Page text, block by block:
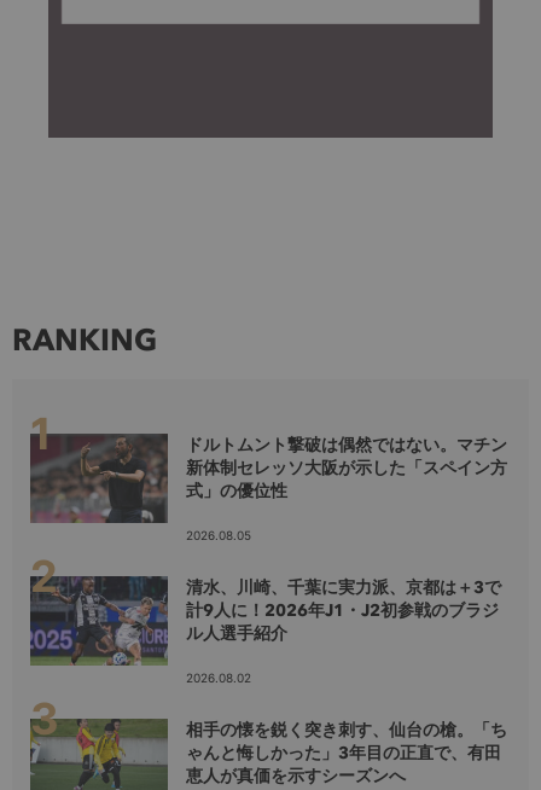
RANKING
ドルトムント撃破は偶然ではない。マチン
新体制セレッソ大阪が示した「スペイン方
式」の優位性
2026.08.05
清水、川崎、千葉に実力派、京都は＋3で
計9人に！2026年J1・J2初参戦のブラジ
ル人選手紹介
2026.08.02
相手の懐を鋭く突き刺す、仙台の槍。「ち
ゃんと悔しかった」3年目の正直で、有田
恵人が真価を示すシーズンへ